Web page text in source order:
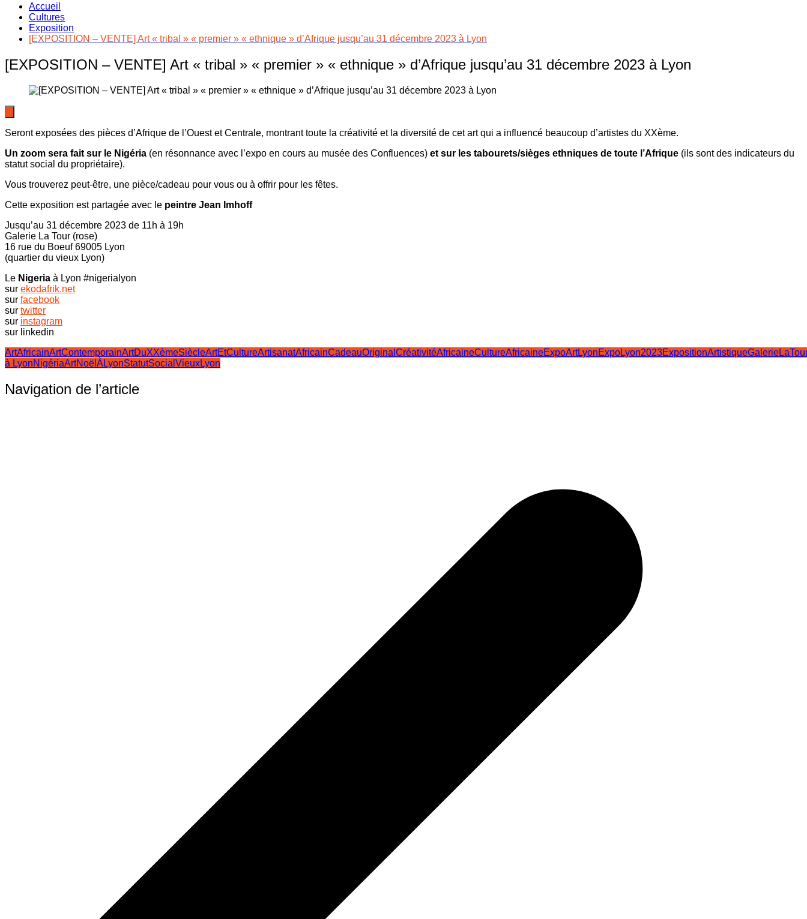
Accueil
Cultures
Exposition
[EXPOSITION – VENTE] Art « tribal » « premier » « ethnique » d’Afrique jusqu’au 31 décembre 2023 à Lyon
[EXPOSITION – VENTE] Art « tribal » « premier » « ethnique » d’Afrique jusqu’au 31 décembre 2023 à Lyon
Seront exposées des pièces d’Afrique de l’Ouest et Centrale, montrant toute la créativité et la diversité de cet art qui a influencé beaucoup d’artistes du XXème.
Un zoom sera fait sur le Nigéria (en résonnance avec l’expo en cours au musée des Confluences) et sur les tabourets/sièges ethniques de toute l’Afrique (ils sont des indicateurs du
statut social du propriétaire).
Vous trouverez peut-être, une pièce/cadeau pour vous ou à offrir pour les fêtes.
Cette exposition est partagée avec le peintre Jean Imhoff
Jusqu’au 31 décembre 2023 de 11h à 19h
Galerie La Tour (rose)
16 rue du Boeuf 69005 Lyon
(quartier du vieux Lyon)
Le Nigeria à Lyon #nigerialyon
sur ekodafrik.net
sur facebook
sur twitter
sur instagram
sur linkedin
ArtAfricainArtContemporainArtDuXXèmeSiècleArtEtCultureArtisanatAfricainCadeauOriginal CréativitéAfricaineCultureAfricaineExpoArtLyonExpoLyon2023ExpositionArtistique
à LyonNigériaArtNoëlÀLyonStatutSocial VieuxLyon
Navigation de l’article